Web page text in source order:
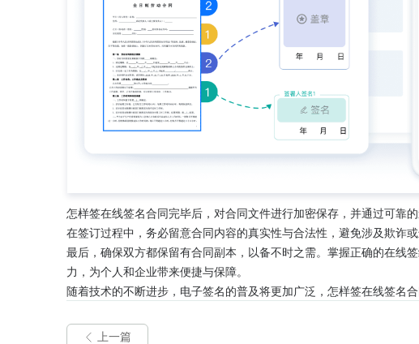
怎样签在线签名合同完毕后，对合同文件进行加密保存，并通过可靠的
在签订过程中，务必留意合同内容的真实性与合法性，避免涉及欺诈
最后，确保双方都保留有合同副本，以备不时之需。掌握正确的在线
力，为个人和企业带来便捷与保障。
随着技术的不断进步，电子签名的普及将更加广泛，怎样签在线签名
上一篇